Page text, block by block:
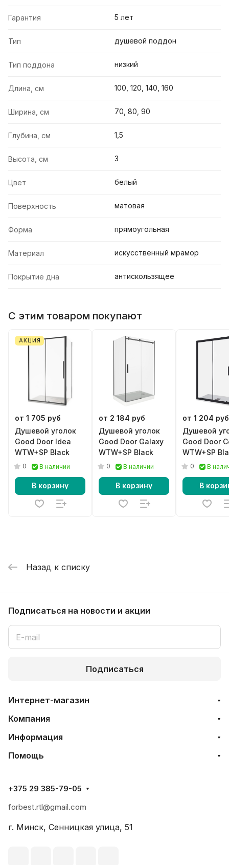
Гарантия 5 лет
Тип душевой поддон
Тип поддона низкий
Длина, см 100, 120, 140, 160
Ширина, см 70, 80, 90
Глубина, см 1,5
Высота, см 3
Цвет белый
Поверхность матовая
Форма прямоугольная
Материал искусственный мрамор
Покрытие дна антискользящее
С этим товаром покупают
АКЦИЯ
от 1 705 руб
Душевой уголок
Good Door Idea
WTW+SP Black
0 В наличии
В корзину
от 2 184 руб
Душевой уголок
Good Door Galaxy
WTW+SP Black
0 В наличии
В корзину
от 1 204 руб
Душевой
Good Door
WTW+SP
0 В
В
Назад к списку
Подписаться на новости и акции
Подписаться
Интернет-магазин
Компания
Информация
Помощь
+375 29 385-79-05
forbest.rtl@gmail.com
г. Минск, Сенницкая улица, 51